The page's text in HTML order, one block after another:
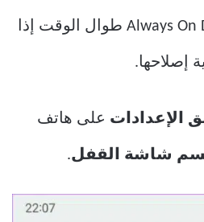
اليوم. لن يعمل Always On Display طوال الوقت إذا
إصلاحها.
الإعدادات على هاتف
شاشة القفل.